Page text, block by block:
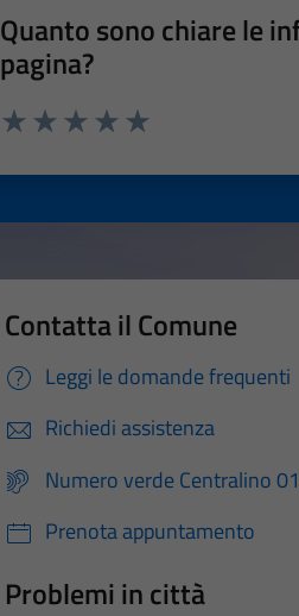
Quanto sono chiare le
pagina?
Contatta il Comune
Leggi le domande frequenti
Richiedi assistenza
Numero verde Centralino
Prenota appuntamento
Problemi in città